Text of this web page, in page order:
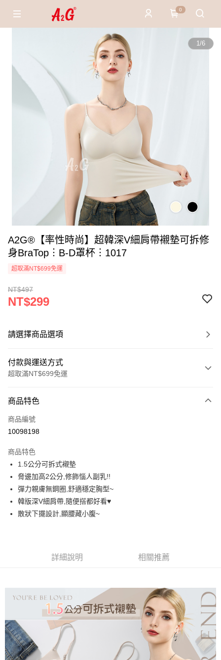
0
1/6
A2G®【率性時尚】超韓深V細肩帶襯墊可拆修
身BraTop︙B-D罩杯︙1017
超取滿NT$699免運
NT$497
NT$299
請選擇商品選項
付款與運送方式
超取滿NT$699免運
信用卡一次付款
超商取貨付款
街口支付
悠遊付
AFTEE先享後付
相關說明
２．便利：只要手機號碼，簡訊認證，即可結帳。
１．於結帳方式選擇「AFTEE先享後付」後，將跳轉至「AFTEE先享後付」
結帳頁面，進行簡訊認證並確認金額後，即可完成結帳。
２．訂單成立數日內，您將收到繳費通知簡訊。
３．收到繳費通知簡訊後14天內，點擊此簡訊中的連結，可透過四大超商／
ATM／網路銀行／等多元方式進行付款，方視為交易完成。
※ 請注意：結帳手續完成當下不需立刻繳費，但若您需要取消訂單，請聯絡
購買商品的店家。未經商家同意取消之訂單仍視為有效，需透過AFTEE先享
後付繳納相關費用。
付款後全家取貨
每筆NT$60，滿NT$699(含以上)免運費
7-11取貨付款
每筆NT$60，滿NT$699(含以上)免運費
商品特色
商品編號
10098198
商品特色
1.5公分可拆式襯墊
脅邊加高2公分,修飾惱人副乳!!
彈力親膚無鋼圈,舒適穩定胸型~
韓版深V細肩帶,隨便搭都好看♥️
散狀下擺設計,顯腰藏小腹~
詳細說明 相關推薦